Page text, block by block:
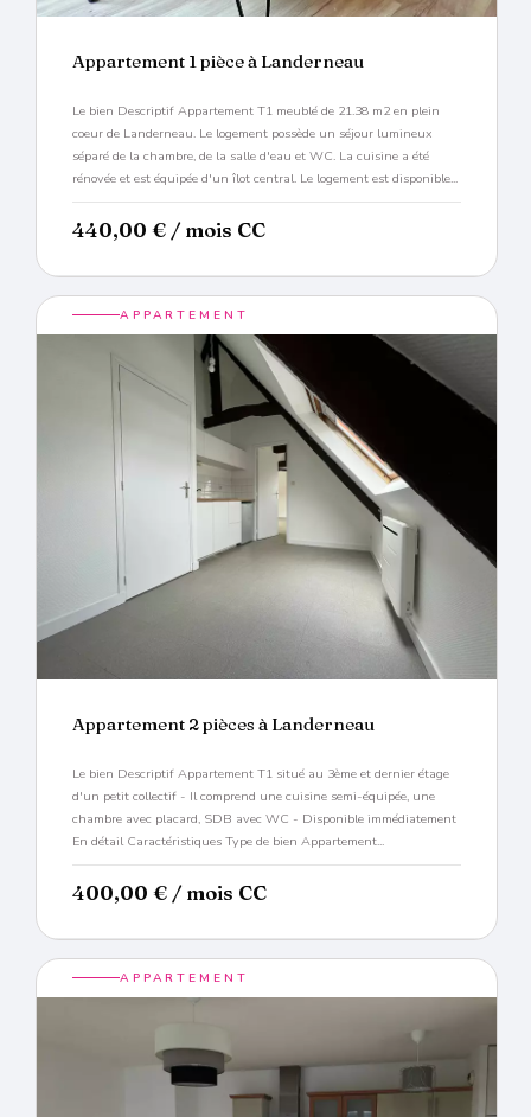
Appartement 1 pièce à Landerneau
Le bien Descriptif Appartement T1 meublé de 21.38 m2 en plein
coeur de Landerneau. Le logement possède un séjour lumineux
séparé de la chambre, de la salle d'eau et WC. La cuisine a été
rénovée et est équipée d'un îlot central. Le logement est disponible...
440,00 € / mois CC
APPARTEMENT
Appartement 2 pièces à Landerneau
Le bien Descriptif Appartement T1 situé au 3ème et dernier étage
d'un petit collectif - Il comprend une cuisine semi-équipée, une
chambre avec placard, SDB avec WC - Disponible immédiatement
En détail Caractéristiques Type de bien Appartement...
400,00 € / mois CC
APPARTEMENT